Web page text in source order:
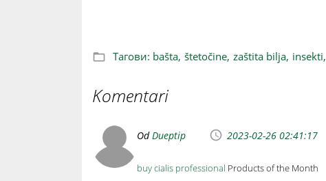
Тагови: bašta, štetočine, zaštita bilja, insekti,
Komentari
Od Dueptip 2023-02-26 02:41:17
buy cialis professional Products of the Month